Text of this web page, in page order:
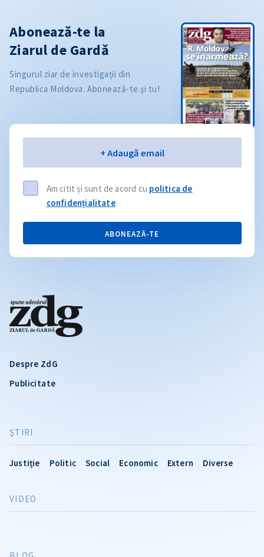
Despre ZdG
Publicitate
ŞTIRI
Justiție Politic Social Economic Extern Diverse
VIDEO
Abonează-te la
Ziarul de Gardă
Singurul ziar de investigații din
Republica Moldova. Abonează-te și tu!
+ Adaugă email
Am citit și sunt de acord cu politica de
confidențialitate.
ABONEAZĂ-TE